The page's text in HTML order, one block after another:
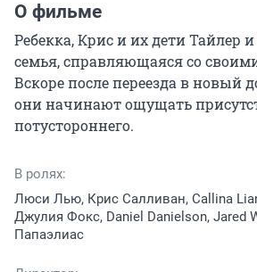
О фильме
Ребекка, Крис и их дети Тайлер
семья, справляющаяся со
Вскоре после переезда в новый
они начинают ощущать
потустороннего.
В ролях:
Люси Лью, Крис Салливан, Callina
Джулия Фокс, Daniel Danielson, Jared
Папаэлиас